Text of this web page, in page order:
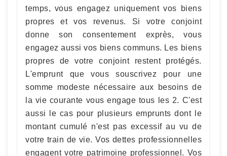
temps, vous engagez uniquement vos biens
propres et vos revenus. Si votre conjoint
donne son consentement exprès, vous
engagez aussi vos biens communs. Les biens
propres de votre conjoint restent protégés.
L'emprunt que vous souscrivez pour une
somme modeste nécessaire aux besoins de
la vie courante vous engage tous les 2. C'est
aussi le cas pour plusieurs emprunts dont le
montant cumulé n'est pas excessif au vu de
votre train de vie. Vos dettes professionnelles
engagent votre patrimoine professionnel. Vos